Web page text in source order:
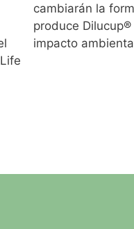
cambiarán la
produce
impacto